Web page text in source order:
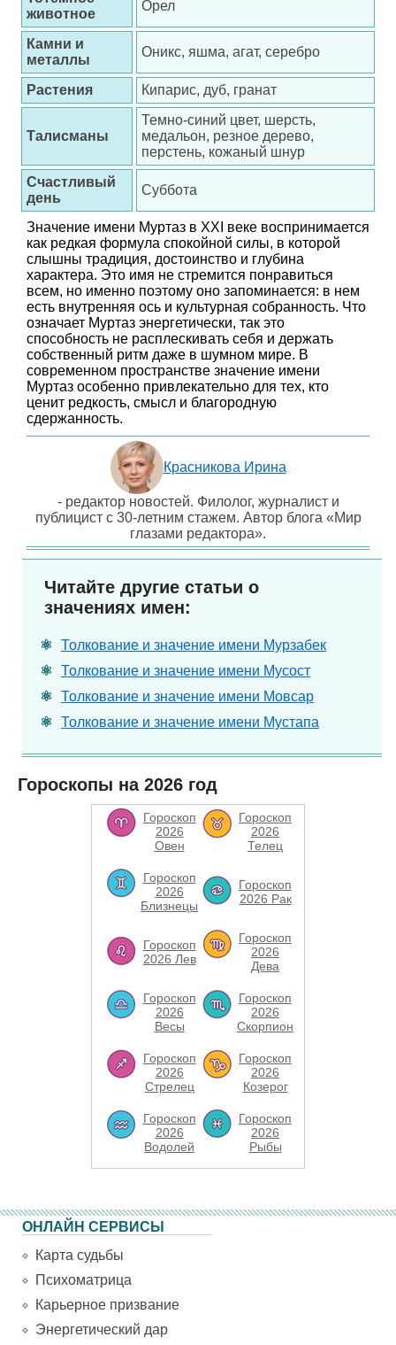
животное
Орел
Камни и
металлы
Оникс, яшма, агат, серебро
Растения Кипарис, дуб, гранат
Талисманы
Темно-синий цвет, шерсть,
медальон, резное дерево,
перстень, кожаный шнур
Счастливый
день
Суббота
Значение имени Муртаз в XXI веке воспринимается
как редкая формула спокойной силы, в которой
слышны традиция, достоинство и глубина
характера. Это имя не стремится понравиться
всем, но именно поэтому оно запоминается: в нем
есть внутренняя ось и культурная собранность. Что
означает Муртаз энергетически, так это
способность не расплескивать себя и держать
собственный ритм даже в шумном мире. В
современном пространстве значение имени
Муртаз особенно привлекательно для тех, кто
ценит редкость, смысл и благородную
сдержанность.
Красникова Ирина
- редактор новостей. Филолог, журналист и
публицист с 30-летним стажем. Автор блога «Мир
глазами редактора».
Читайте другие статьи о
значениях имен:
Толкование и значение имени Мурзабек
Толкование и значение имени Мусост
Толкование и значение имени Мовсар
Толкование и значение имени Мустапа
Гороскопы на 2026 год
Гороскоп
2026
Овен
Гороскоп
2026
Телец
Гороскоп
2026
Близнецы
Гороскоп
2026 Рак
Гороскоп
2026 Лев
Гороскоп
2026
Дева
Гороскоп
2026
Весы
Гороскоп
2026
Скорпион
Гороскоп
2026
Стрелец
Гороскоп
2026
Козерог
Гороскоп
2026
Водолей
Гороскоп
2026
Рыбы
ОНЛАЙН СЕРВИСЫ
Карта судьбы
Психоматрица
Карьерное призвание
Энергетический дар